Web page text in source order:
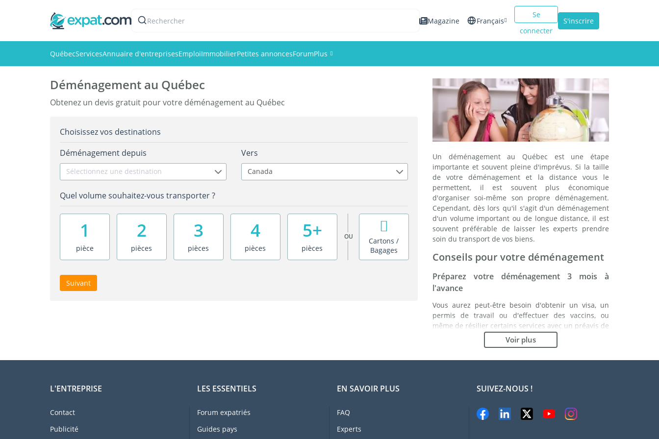
Rechercher Magazine Français
Italiano
Se
connecter
S'inscrire
QuébecServicesAnnuaire d'entreprisesEmploiImmobilierPetites annoncesForumPlus
Déménagement au Québec
Obtenez un devis gratuit pour votre déménagement au Québec
Choisissez vos destinations
Déménagement depuis
Sélectionnez une destination
Vers
Canada
Quel volume souhaitez-vous transporter ?
1
pièce
2
pièces
3
pièces
4
pièces
5+
pièces
OU
Cartons /
Bagages
Suivant
Un déménagement au Québec est une étape
importante et souvent pleine d'imprévus. Si la taille
de votre déménagement et la distance vous le
permettent, il est souvent plus économique
d'organiser soi-même son propre déménagement.
Cependant, dès lors qu'il s'agit d'un déménagement
d'un volume important ou de longue distance, il est
souvent préférable de laisser les experts prendre
soin du transport de vos biens.
Conseils pour votre déménagement
Préparez votre déménagement 3 mois à
l'avance
Vous aurez peut-être besoin d'obtenir un visa, un
permis de travail ou d'effectuer des vaccins, ou
même de résilier certains services avec un préavis de
plusieurs mois. Etablissez une liste de ce que vous
avez à faire. En étant bien organisé, vous vous
Choisissez le bon déménageur
tout projet d'expatriation au Québec. Les organismes
de régulation indépendants tels que la FIDI vous
Voir plus
L'ENTREPRISE
Contact
Publicité
LES ESSENTIELS
Forum expatriés
Guides pays
EN SAVOIR PLUS
FAQ
Experts
SUIVEZ-NOUS !